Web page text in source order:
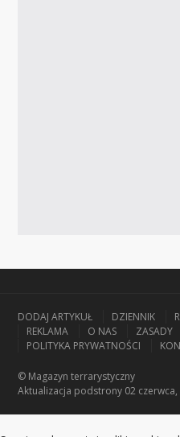
DODAJ ARTYKUŁ DZIENNIK
REKLAMA
O NAS ZASADY
POLITYKA PRYWATNOŚCI
© Magazyn terrarystyczny
Aktualizacja podstrony 02 czerwca,